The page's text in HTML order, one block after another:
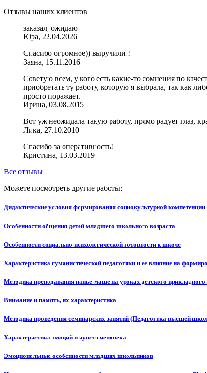
Отзывы наших клиентов
заказал, ожидаю
Юра, 22.04.2026
Спасибо огромное)) выручили!!
Заяна, 15.11.2016
Советую всем, у кого есть какие-то сомнения по
приобретать ту работу, которую я выбрала, так как
просто поражает.
Ирина, 03.08.2015
Вот уж неожидала такую работу, прямо радует глаз,
Лика, 27.10.2010
Спасибо за оперативность!
Кристина, 13.03.2019
Все отзывы
Можете посмотреть другие работы:
Дидактические условия формирования социокультурной
Особенности общения детей младшего школьного возраста
Особенности социально-психологической готовности к школе
Характеристика гуманистической педагогики и ее влияние на
Методика преподавания папье-маше на уроках детского прикладного
Внимание и память, их характеристика
Методика проведения семинарских занятий (Педагогика высшей
Характеристика эмоций и чувств человека
Эмоциональные особенности младших школьников